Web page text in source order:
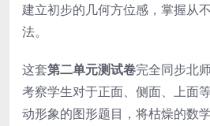
建立初步的几何方位感，掌握从
法。
这套第二单元测试卷完全同步北
考察学生对于正面、侧面、上面
动形象的图形题目，将枯燥的数